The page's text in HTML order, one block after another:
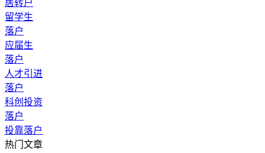
居转户
留学生
落户
应届生
落户
人才引进
落户
科创投资
落户
投靠落户
热门文章